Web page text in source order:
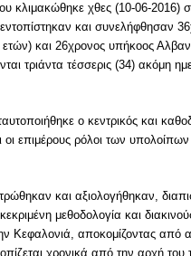
κλιμακώθηκε χθες (10-06-2016)
και συνελήφθησαν
και 26χρονος υπήκοος
τριάντα τέσσερις (34) ακόμη
ο κεντρικός και
επιμέρους ρόλοι των
και αξιολογήθηκαν,
μεθοδολογία και
Κεφαλονιά, αποκομίζοντας από
χρονικά από την αρχή του